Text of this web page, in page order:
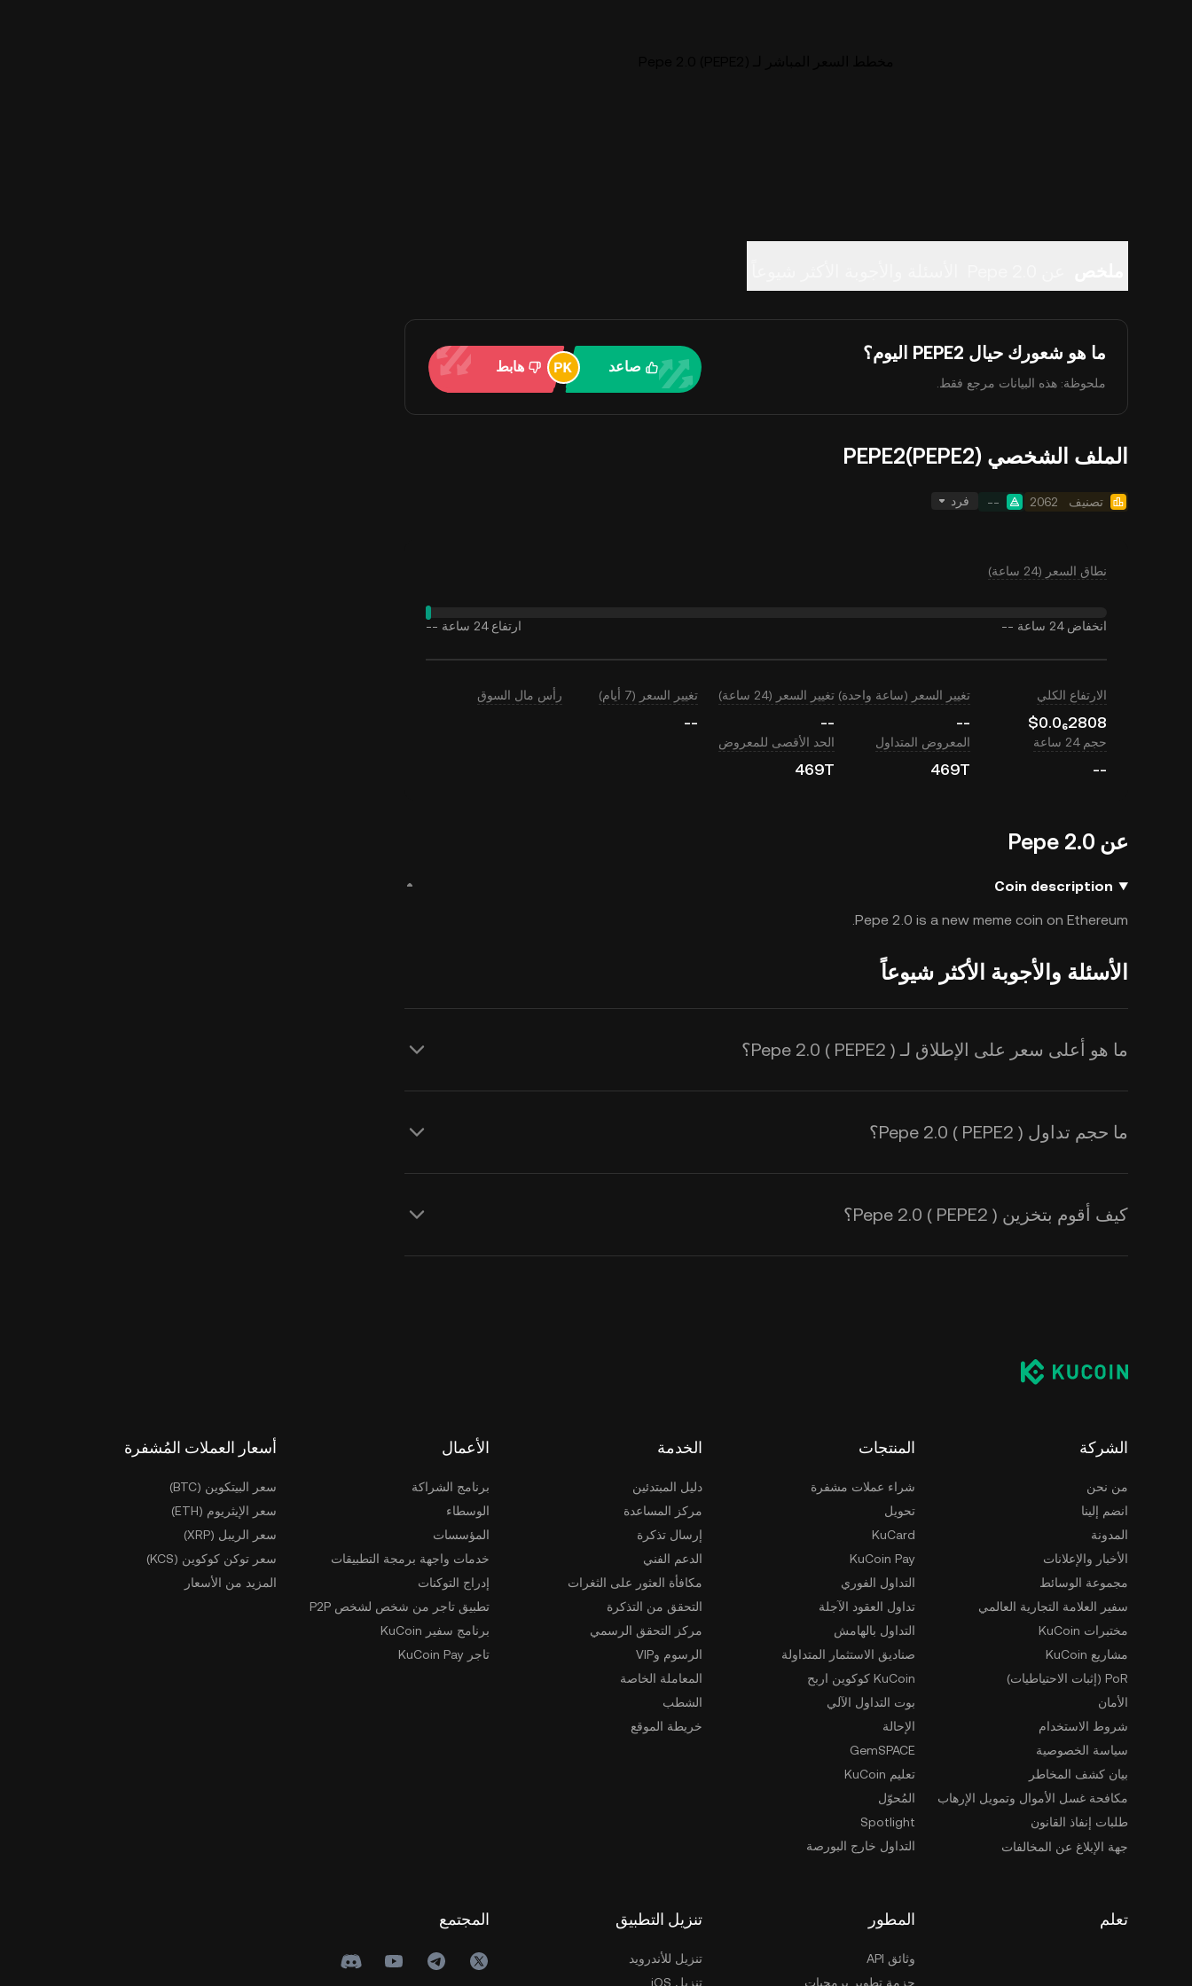
ما هو شعورك حيال PEPE2 اليوم؟
ملحوظة: هذه البيانات مرجع فقط.
صاعد هابط
الملف الشخصي PEPE2(PEPE2)
تصنيف 2062
-- فرد
نطاق السعر (24 ساعة)
انخفاض 24 ساعة -- ارتفاع 24 ساعة --
الارتفاع الكلي
$0.0₆2808
تغيير السعر (ساعة واحدة)
--
تغيير السعر (24 ساعة)
--
تغيير السعر (7 أيام)
--
رأس مال السوق
حجم 24 ساعة
--
المعروض المتداول
469T
الحد الأقصى للمعروض
469T
عن Pepe 2.0
Coin description
Pepe 2.0 is a new meme coin on Ethereum.
الأسئلة والأجوبة الأكثر شيوعاً
ما هو أعلى سعر على الإطلاق لـ Pepe 2.0 ( PEPE2 )؟
ما حجم تداول Pepe 2.0 ( PEPE2 )؟
كيف أقوم بتخزين Pepe 2.0 ( PEPE2 )؟
الشركة
من نحن
انضم إلينا
المدونة
الأخبار والإعلانات
مجموعة الوسائط
سفير العلامة التجارية العالمي
مختبرات KuCoin
مشاريع KuCoin
PoR (إثبات الاحتياطيات)
الأمان
شروط الاستخدام
سياسة الخصوصية
بيان كشف المخاطر
مكافحة غسل الأموال وتمويل الإرهاب
طلبات إنفاذ القانون
جهة الإبلاغ عن المخالفات
المنتجات
شراء عملات مشفرة
تحويل
KuCard
KuCoin Pay
التداول الفوري
تداول العقود الآجلة
التداول بالهامش
صناديق الاستثمار المتداولة
KuCoin كوكوين اربح
بوت التداول الآلي
الإحالة
GemSPACE
تعليم KuCoin
المُحوّل
Spotlight
التداول خارج البورصة
الخدمة
دليل المبتدئين
مركز المساعدة
إرسال تذكرة
الدعم الفني
مكافأة العثور على الثغرات
التحقق من التذكرة
مركز التحقق الرسمي
الرسوم وVIP
المعاملة الخاصة
الشطب
خريطة الموقع
الأعمال
برنامج الشراكة
الوسطاء
المؤسسات
خدمات واجهة برمجة التطبيقات
إدراج التوكنات
تطبيق تاجر من شخص لشخص P2P
برنامج سفير KuCoin
تاجر KuCoin Pay
أسعار العملات المُشفرة
سعر البيتكوين (BTC)
سعر الإيثريوم (ETH)
سعر الريبل (XRP)
سعر توكن كوكوين (KCS)
المزيد من الأسعار
تعلم المطور
وثائق API
حزمة تطوير برمجيات
تنزيل التطبيق
تنزيل للأندرويد
تنزيل iOS
المجتمع